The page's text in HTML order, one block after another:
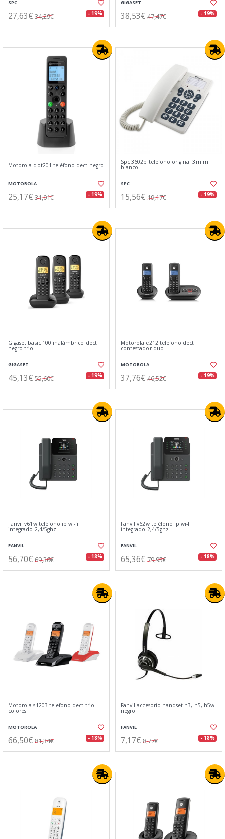
SPC
27,63€ 34,29€ - 19%
GIGASET
38,53€ 47,47€ - 19%
Motorola dot201 teléfono dect negro
MOTOROLA
25,17€ 31,01€ - 19%
Spc 3602b telefono original 3m ml
blanco
SPC
15,56€ 19,17€ - 19%
Gigaset basic 100 inalámbrico dect
negro trio
GIGASET
45,13€ 55,60€ - 19%
Motorola e212 telefono dect
contestador duo
MOTOROLA
37,76€ 46,52€ - 19%
Fanvil v61w teléfono ip wi-fi
integrado 2,4/5ghz
FANVIL
56,70€ 69,36€ - 18%
Fanvil v62w teléfono ip wi-fi
integrado 2,4/5ghz
FANVIL
65,36€ 79,95€ - 18%
Motorola s1203 telefono dect trio
colores
MOTOROLA
66,50€ 81,34€ - 18%
Fanvil accesorio handset h3, h5, h5w
negro
FANVIL
7,17€ 8,77€ - 18%